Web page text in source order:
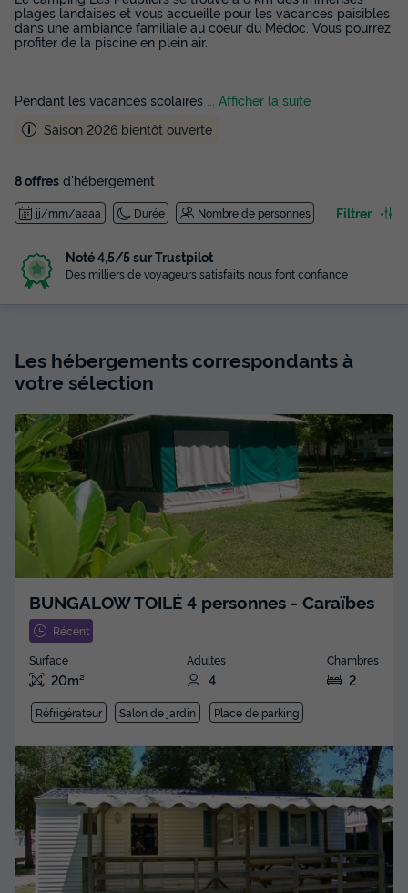
plages landaises et vous accueille pour les vacances paisibles
dans une ambiance familiale au coeur du Médoc. Vous pourrez
profiter de la piscine en plein air.
Pendant les vacances scolaires
... Afficher la suite
Saison 2026 bientôt ouverte
8 offres d'hébergement
jj/mm/aaaa Durée Nombre de personnes Filtrer
Noté 4,5/5 sur Trustpilot
Des milliers de voyageurs satisfaits nous font confiance
Les hébergements correspondants à
votre sélection
BUNGALOW TOILÉ 4 personnes - Caraïbes
Récent
Surface
20m²
Adultes
4
Chambres
2
Réfrigérateur Salon de jardin Place de parking